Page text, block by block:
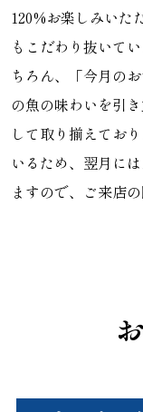
120%お楽しみいた
もこだわり抜いて
ちろん、「今月の
の魚の味わいを引
して取り揃えてお
いるため、翌月に
ますので、ご来店